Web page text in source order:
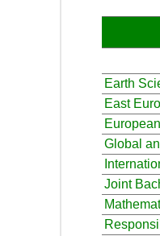
Earth
East
Global
Joint